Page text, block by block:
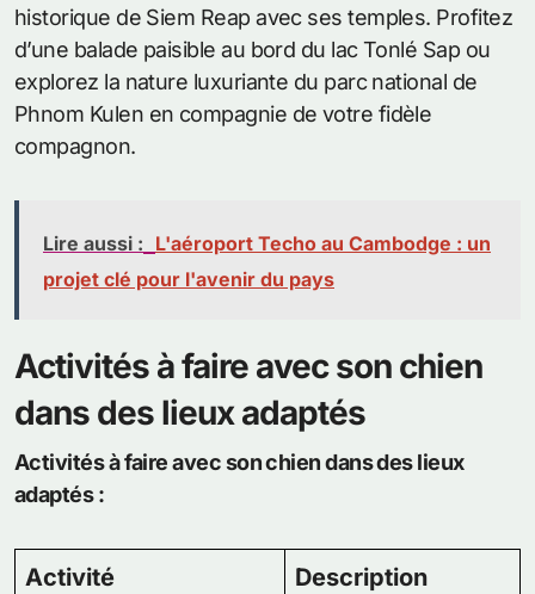
historique de Siem Reap avec ses temples. Profitez
d’une balade paisible au bord du lac Tonlé Sap ou
explorez la nature luxuriante du parc national de
Phnom Kulen en compagnie de votre fidèle
compagnon.
Lire aussi : L'aéroport Techo au Cambodge : un
projet clé pour l'avenir du pays
Activités à faire avec son chien
dans des lieux adaptés
Activités à faire avec son chien dans des lieux
adaptés :
Activité Description